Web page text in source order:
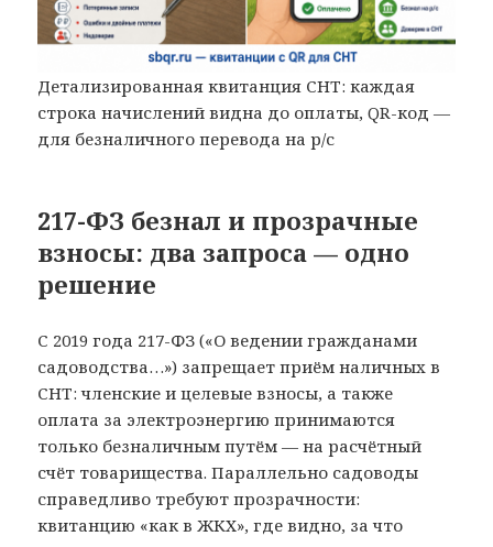
Детализированная квитанция СНТ: каждая
строка начислений видна до оплаты, QR-код —
для безналичного перевода на р/с
217-ФЗ безнал и прозрачные
взносы: два запроса — одно
решение
С 2019 года 217-ФЗ («О ведении гражданами
садоводства…») запрещает приём наличных в
СНТ: членские и целевые взносы, а также
оплата за электроэнергию принимаются
только безналичным путём — на расчётный
счёт товарищества. Параллельно садоводы
справедливо требуют прозрачности:
квитанцию «как в ЖКХ», где видно, за что